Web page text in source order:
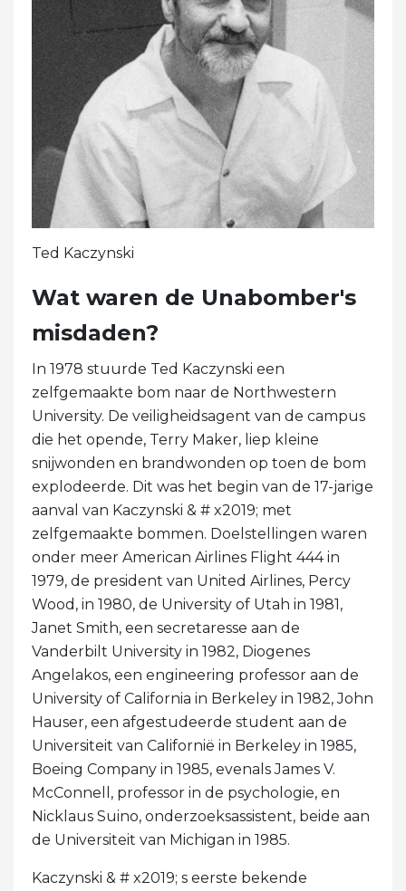
Ted Kaczynski
Wat waren de Unabomber's
misdaden?
In 1978 stuurde Ted Kaczynski een
zelfgemaakte bom naar de Northwestern
University. De veiligheidsagent van de campus
die het opende, Terry Maker, liep kleine
snijwonden en brandwonden op toen de bom
explodeerde. Dit was het begin van de 17-jarige
aanval van Kaczynski & # x2019; met
zelfgemaakte bommen. Doelstellingen waren
onder meer American Airlines Flight 444 in
1979, de president van United Airlines, Percy
Wood, in 1980, de University of Utah in 1981,
Janet Smith, een secretaresse aan de
Vanderbilt University in 1982, Diogenes
Angelakos, een engineering professor aan de
University of California in Berkeley in 1982, John
Hauser, een afgestudeerde student aan de
Universiteit van Californië in Berkeley in 1985,
Boeing Company in 1985, evenals James V.
McConnell, professor in de psychologie, en
Nicklaus Suino, onderzoeksassistent, beide aan
de Universiteit van Michigan in 1985.
Kaczynski & # x2019; s eerste bekende